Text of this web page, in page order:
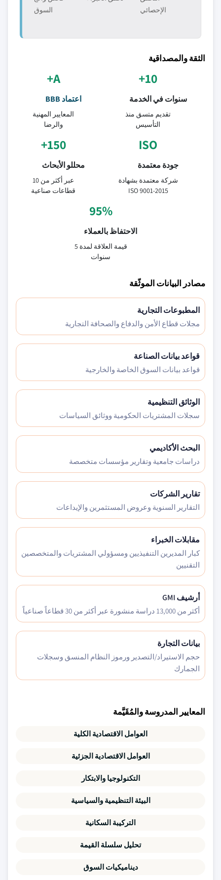
الإحصائي
السوق
الثقة والمصداقية
10+
سنوات في الخدمة
تقديم متسق منذ
التأسيس
A+
اعتماد BBB
المعايير المهنية
والرضا
ISO
جودة معتمدة
شركة معتمدة بشهادة
ISO 9001-2015
150+
محللو الأبحاث
عبر أكثر من 10
قطاعات صناعية
95%
الاحتفاظ بالعملاء
قيمة العلاقة لمدة 5
سنوات
مصادر البيانات الموثّقة
المطبوعات التجارية
مجلات قطاع الأمن والدفاع والصحافة التجارية
قواعد بيانات الصناعة
قواعد بيانات السوق الخاصة والخارجية
الوثائق التنظيمية
سجلات المشتريات الحكومية ووثائق السياسات
البحث الأكاديمي
دراسات جامعية وتقارير مؤسسات متخصصة
تقارير الشركات
التقارير السنوية وعروض المستثمرين والإيداعات
مقابلات الخبراء
كبار المديرين التنفيذيين ومسؤولي المشتريات والمتخصصين
التقنيين
أرشيف GMI
أكثر من 13,000 دراسة منشورة عبر أكثر من 30 قطاعاً صناعياً
بيانات التجارة
حجم الاستيراد/التصدير ورموز النظام المنسق وسجلات
الجمارك
المعايير المدروسة والمُقَيَّمة
العوامل الاقتصادية الكلية
العوامل الاقتصادية الجزئية
التكنولوجيا والابتكار
البيئة التنظيمية والسياسية
التركيبة السكانية
تحليل سلسلة القيمة
ديناميكيات السوق